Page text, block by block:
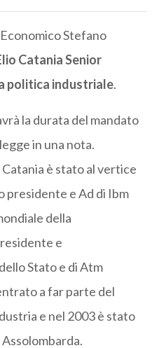
Stefano
Catania Senior
politica industriale.
la durata del mandato
in una nota.
è stato al vertice
presidente e Ad di Ibm
della
e
Stato e di Atm
a far parte del
e nel 2003 è stato